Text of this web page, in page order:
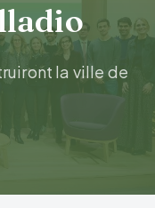
la ville de